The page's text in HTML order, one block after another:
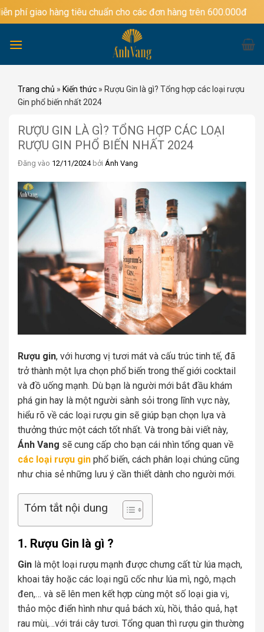
Bỏ
qua
dung
tiêu chuẩn cho các đơn hàng trên 600.000đ
Trang chủ » Kiến thức » Rượu Gin là gì? Tổng hợp các loại rượu
Gin phổ biến nhất 2024
RƯỢU GIN LÀ GÌ? TỔNG HỢP CÁC LOẠI
RƯỢU GIN PHỔ BIẾN NHẤT 2024
Đăng vào 12/11/2024 bởi Ánh Vang
Rượu gin, với hương vị tươi mát và cấu trúc tinh tế, đã
trở thành một lựa chọn phổ biến trong thế giới cocktail
và đồ uống mạnh. Dù bạn là người mới bắt đầu khám
phá gin hay là một người sành sỏi trong lĩnh vực này,
hiểu rõ về các loại rượu gin sẽ giúp bạn chọn lựa và
thưởng thức một cách tốt nhất. Và trong bài viết này,
Ánh Vang sẽ cung cấp cho bạn cái nhìn tổng quan về
các loại rượu gin phổ biến, cách phân loại chúng cũng
như chia sẻ những lưu ý cần thiết dành cho người mới.
Tóm tắt nội dung
1. Rượu Gin là gì ?
Gin là một loại rượu mạnh được chưng cất từ lúa mạch,
khoai tây hoặc các loại ngũ cốc như lúa mì, ngô, mạch
đen,… và sẽ lên men kết hợp cùng một số loại gia vị,
thảo mộc điển hình như quả bách xù, hồi, thảo quả, hạt
rau mùi,…với trái cây tươi. Tổng quan thì rượu gin thường